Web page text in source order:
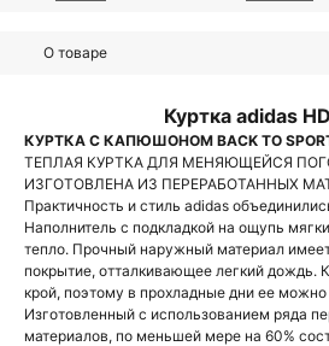
О товаре
Куртка adidas
КУРТКА С КАПЮШОНОМ BACK TO
ТЕПЛАЯ КУРТКА ДЛЯ МЕНЯЮЩЕЙСЯ
ИЗГОТОВЛЕНА ​​ИЗ ПЕРЕРАБОТАННЫХ
Практичность и стиль adidas
Наполнитель с подкладкой на ощупь
тепло. Прочный наружный материал
покрытие, отталкивающее легкий дождь.
крой, поэтому в прохладные дни ее можно
Изготовленный с использованием ряда
материалов, по меньшей мере на 60%